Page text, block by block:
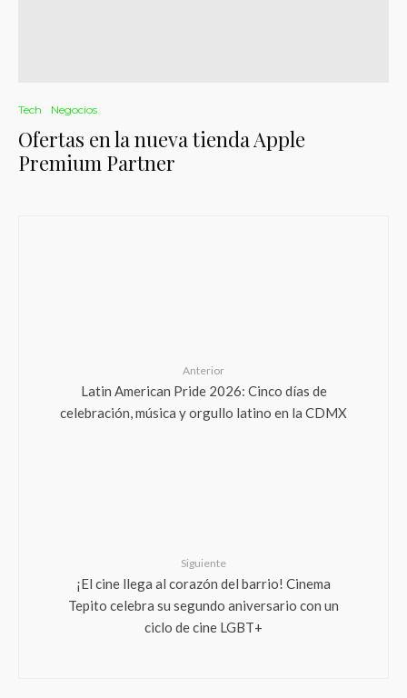
Tech Negocios
Ofertas en la nueva tienda Apple
Premium Partner
Anterior
Latin American Pride 2026: Cinco días de
celebración, música y orgullo latino en la CDMX
Siguiente
¡El cine llega al corazón del barrio! Cinema
Tepito celebra su segundo aniversario con un
ciclo de cine LGBT+